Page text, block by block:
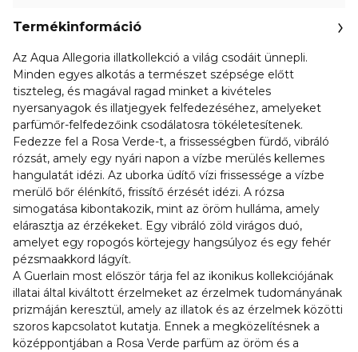
Termékinformáció
Az Aqua Allegoria illatkollekció a világ csodáit ünnepli.
Minden egyes alkotás a természet szépsége előtt
tiszteleg, és magával ragad minket a kivételes
nyersanyagok és illatjegyek felfedezéséhez, amelyeket
parfümőr-felfedezőink csodálatosra tökéletesítenek.
Fedezze fel a Rosa Verde-t, a frissességben fürdő, vibráló
rózsát, amely egy nyári napon a vízbe merülés kellemes
hangulatát idézi. Az uborka üdítő vízi frissessége a vízbe
merülő bőr élénkítő, frissítő érzését idézi. A rózsa
simogatása kibontakozik, mint az öröm hulláma, amely
elárasztja az érzékeket. Egy vibráló zöld virágos duó,
amelyet egy ropogós körtejegy hangsúlyoz és egy fehér
pézsmaakkord lágyít.
A Guerlain most először tárja fel az ikonikus kollekciójának
illatai által kiváltott érzelmeket az érzelmek tudományának
prizmáján keresztül, amely az illatok és az érzelmek közötti
szoros kapcsolatot kutatja. Ennek a megközelítésnek a
középpontjában a Rosa Verde parfüm az öröm és a